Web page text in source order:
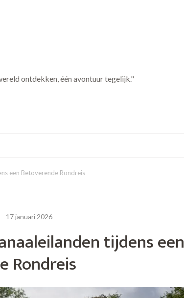
ontdekken, één avontuur tegelijk."
een Betoverende Rondreis
17 januari 2026
tijdens een
Rondreis